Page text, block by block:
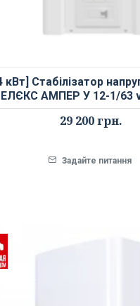
кВт] Стабілізатор
ЕЛЄКС АМПЕР У 12-1/63
29 200 грн.
Задайте питання